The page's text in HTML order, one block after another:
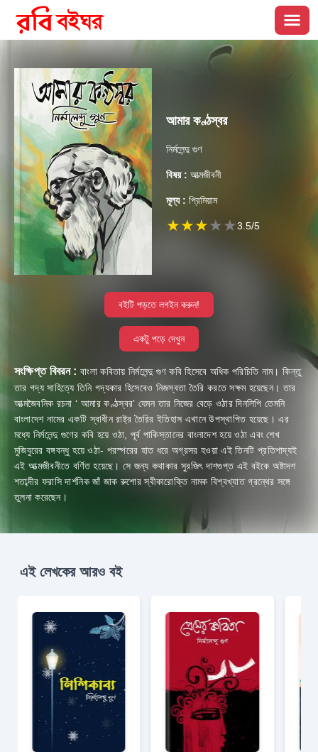
আমার কণ্ঠস্বর
নির্মলেন্দু গুণ
বিষয় : আত্মজীবনী
মূল্য : প্রিমিয়াম
★★★★★3.5/5
বইটি পড়তে লগইন করুন!
একটু পড়ে দেখুন
সংক্ষিপ্ত বিবরন : বাংলা কবিতায় নির্মলেন্দু গুণ কবি হিসেবে অধিক পরিচিতি নাম। কিন্তু
তার গদ্য সাহিত্যে তিনি গদ্যকার হিসেবেও নিজস্বতা তৈরি করতে সক্ষম হয়েছেন। তার
আত্মজৈবনিক রচনা ‘ আমার কণ্ঠস্বর’ যেমন তার নিজের বেড়ে ওঠার দিনলিপি তেমনি
বাংলাদেশ নামের একটি স্বাধীন রাষ্ট্র তৈরির ইতিহাস এখানে উপস্থাপিত হয়েছে। এর
মধ্যে নির্মলেন্দু গুণের কবি হয়ে ওঠা, পূর্ব পাকিস্তানের বাংলাদেশ হয়ে ওঠা এবং শেখ
মুজিবুরের বঙ্গবন্ধু হয়ে ওঠা- পরস্পরের হাত ধরে অগ্রসর হওয়া এই তিনটি প্রতিপাদ্যই
এই আত্মজীবনীতে বর্ণিত হয়েছে। সে জন্য কথাকার সুরজিৎ দাশগুপ্ত এই বইকে অষ্টাদশ
শতাব্দীর ফরাসি দার্শনিক জাঁ জাক রুশোর স্বীকারোক্তি নামক বিশ্বখ্যাত গ্রন্থের সঙ্গে
তুলনা করেছেন।
এই লেখকের আরও বই